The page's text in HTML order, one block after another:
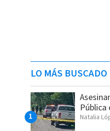
LO MÁS BUSCADO
Natalia